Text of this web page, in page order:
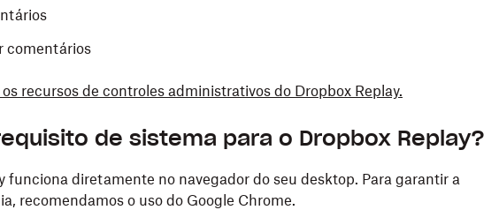
comentários
recursos de controles administrativos do Dropbox Replay.
de sistema para o Dropbox Replay?
funciona diretamente no navegador do seu desktop. Para garantir a
recomendamos o uso do Google Chrome.